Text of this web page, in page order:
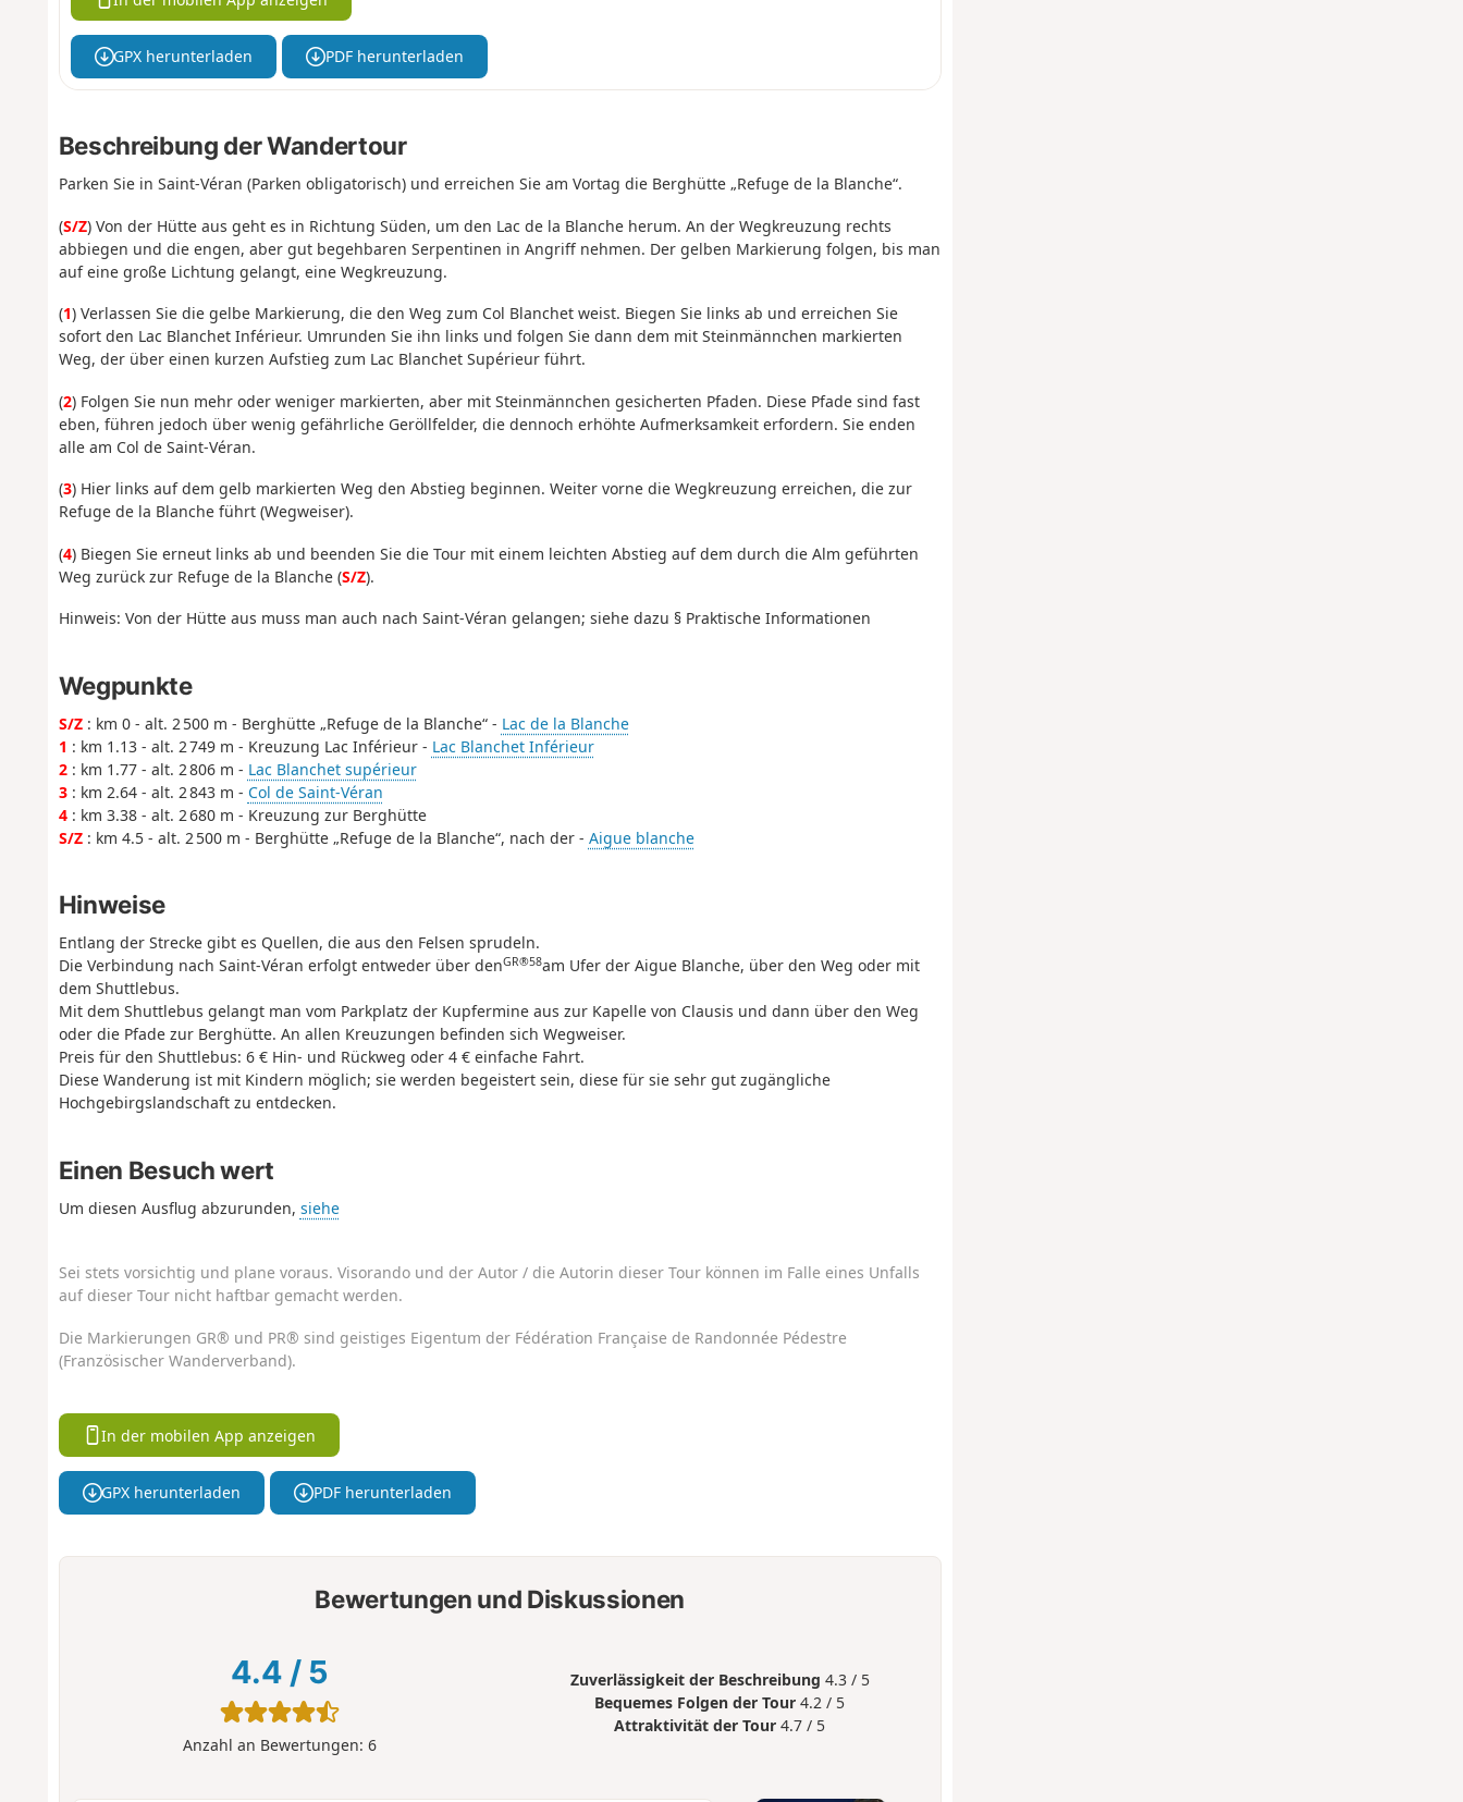
GPX herunterladen PDF herunterladen
Beschreibung der Wandertour
Parken Sie in Saint-Véran (Parken obligatorisch) und erreichen Sie am Vortag die Berghütte „Refuge de la Blanche“.
(S/Z) Von der Hütte aus geht es in Richtung Süden, um den Lac de la Blanche herum. An der Wegkreuzung rechts
abbiegen und die engen, aber gut begehbaren Serpentinen in Angriff nehmen. Der gelben Markierung folgen, bis man
auf eine große Lichtung gelangt, eine Wegkreuzung.
(1) Verlassen Sie die gelbe Markierung, die den Weg zum Col Blanchet weist. Biegen Sie links ab und erreichen Sie
sofort den Lac Blanchet Inférieur. Umrunden Sie ihn links und folgen Sie dann dem mit Steinmännchen markierten
Weg, der über einen kurzen Aufstieg zum Lac Blanchet Supérieur führt.
(2) Folgen Sie nun mehr oder weniger markierten, aber mit Steinmännchen gesicherten Pfaden. Diese Pfade sind fast
eben, führen jedoch über wenig gefährliche Geröllfelder, die dennoch erhöhte Aufmerksamkeit erfordern. Sie enden
alle am Col de Saint-Véran.
(3) Hier links auf dem gelb markierten Weg den Abstieg beginnen. Weiter vorne die Wegkreuzung erreichen, die zur
Refuge de la Blanche führt (Wegweiser).
(4) Biegen Sie erneut links ab und beenden Sie die Tour mit einem leichten Abstieg auf dem durch die Alm geführten
Weg zurück zur Refuge de la Blanche (S/Z).
Hinweis: Von der Hütte aus muss man auch nach Saint-Véran gelangen; siehe dazu § Praktische Informationen
Wegpunkte
S/Z: km 0 - alt. 2 500 m - Berghütte „Refuge de la Blanche“ - Lac de la Blanche
1 : km 1.13 - alt. 2 749 m - Kreuzung Lac Inférieur - Lac Blanchet Inférieur
2: km 1.77 - alt. 2 806 m - Lac Blanchet supérieur
3: km 2.64 - alt. 2 843 m - Col de Saint-Véran
4: km 3.38 - alt. 2 680 m - Kreuzung zur Berghütte
S/Z: km 4.5 - alt. 2 500 m - Berghütte „Refuge de la Blanche“, nach der - Aigue blanche
Hinweise
Entlang der Strecke gibt es Quellen, die aus den Felsen sprudeln.
Die Verbindung nach Saint-Véran erfolgt entweder über denGR®58am Ufer der Aigue Blanche, über den Weg oder mit
dem Shuttlebus.
Mit dem Shuttlebus gelangt man vom Parkplatz der Kupfermine aus zur Kapelle von Clausis und dann über den Weg
oder die Pfade zur Berghütte. An allen Kreuzungen befinden sich Wegweiser.
Preis für den Shuttlebus: 6 € Hin- und Rückweg oder 4 € einfache Fahrt.
Diese Wanderung ist mit Kindern möglich; sie werden begeistert sein, diese für sie sehr gut zugängliche
Hochgebirgslandschaft zu entdecken.
Einen Besuch wert
Um diesen Ausflug abzurunden, siehe
Sei stets vorsichtig und plane voraus. Visorando und der Autor / die Autorin dieser Tour können im Falle eines Unfalls
auf dieser Tour nicht haftbar gemacht werden.
Die Markierungen GR® und PR® sind geistiges Eigentum der Fédération Française de Randonnée Pédestre
(Französischer Wanderverband).
In der mobilen App anzeigen
GPX herunterladen PDF herunterladen
Bewertungen und Diskussionen
4.4 / 5
Anzahl an Bewertungen: 6
Zuverlässigkeit der Beschreibung 4.3 / 5
Bequemes Folgen der Tour 4.2 / 5
Attraktivität der Tour 4.7 / 5